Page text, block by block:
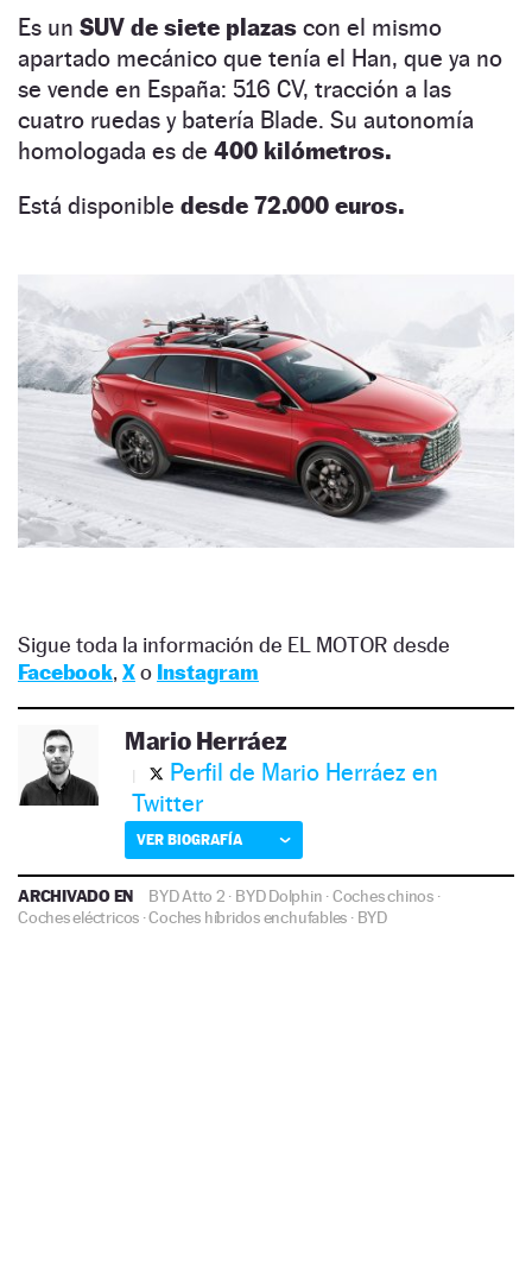
Es un SUV de siete plazas con el mismo
apartado mecánico que tenía el Han, que ya no
se vende en España: 516 CV, tracción a las
cuatro ruedas y batería Blade. Su autonomía
homologada es de 400 kilómetros.
Está disponible desde 72.000 euros.
Sigue toda la información de EL MOTOR desde
Facebook, Xo Instagram
Mario Herráez
Perfil de Mario Herráez en
Twitter
VER BIOGRAFÍA
ARCHIVADO EN BYD Atto 2 · BYD Dolphin ·Coches chinos·
Coches eléctricos ·Coches híbridos enchufables · BYD